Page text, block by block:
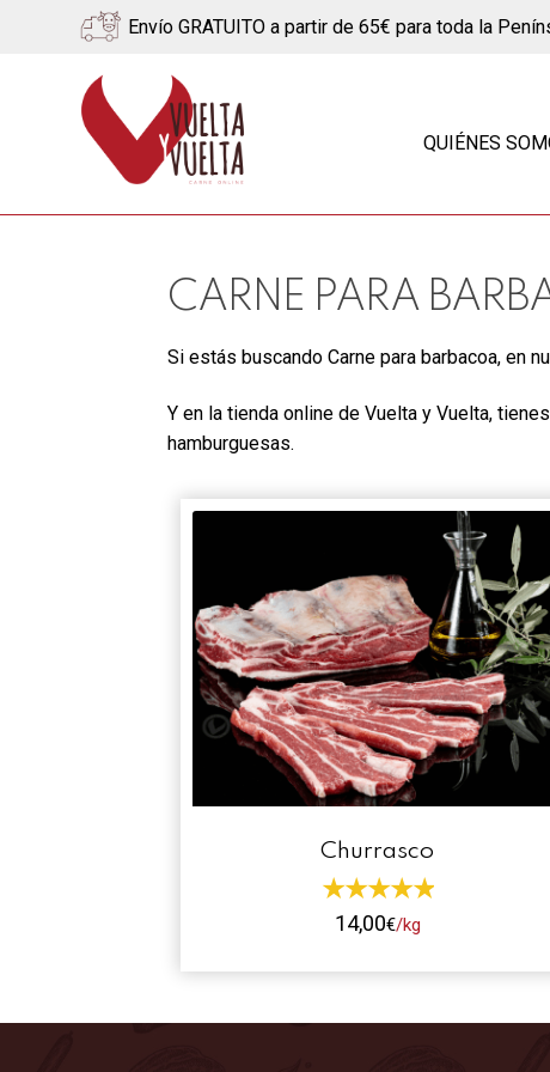
Envío GRATUITO a partir de 65€ para toda la
Ir
a
navegación
Ir
al
contenido
QUIÉNES
CARNE PARA
Si estás buscando Carne para barbacoa, en
Y en la tienda online de Vuelta y Vuelta,
hamburguesas.
Churrasco
14,00€/kg
Este
tiene